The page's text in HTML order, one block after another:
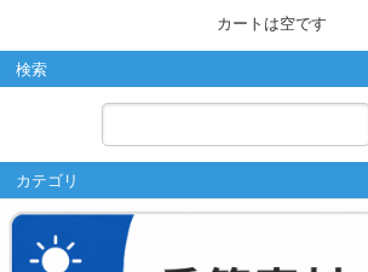
カートは空です
検索
カテゴリ